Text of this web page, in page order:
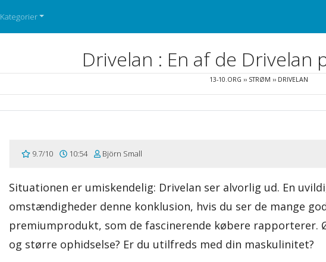
Kategorier
Drivelan : En af de Drivelan
13-10.ORG ›› STRØM ›› DRIVELAN
9.7/10 10:54 Björn Small
Situationen er umiskendelig: Drivelan ser alvorlig ud. En
omstændigheder denne konklusion, hvis du ser de mange
premiumprodukt, som de fascinerende købere rapporterer.
og større ophidselse? Er du utilfreds med din maskulinitet?